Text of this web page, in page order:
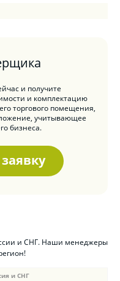
и получите
и комплектацию
торгового помещения,
учитывающее
бизнеса.
и СНГ. Наши менеджеры
и СНГ